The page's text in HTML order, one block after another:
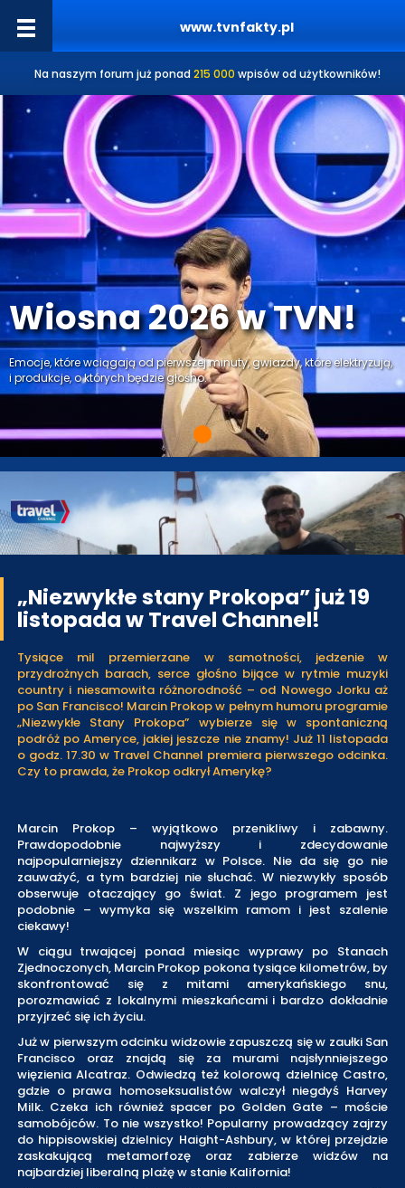
www.tvnfakty.pl
Na naszym forum już ponad 215 000 wpisów od użytkowników!
Wiosna 2026 w TVN!
Emocje, które wciągają od pierwszej minuty, gwiazdy, które elektryzują,
i produkcje, o których będzie głośno.
„Niezwykłe stany Prokopa” już 19
listopada w Travel Channel!
Tysiące mil przemierzane w samotności, jedzenie w
przydrożnych barach, serce głośno bijące w rytmie muzyki
country i niesamowita różnorodność – od Nowego Jorku aż
po San Francisco! Marcin Prokop w pełnym humoru programie
„Niezwykłe Stany Prokopa” wybierze się w spontaniczną
podróż po Ameryce, jakiej jeszcze nie znamy! Już 11 listopada
o godz. 17.30 w Travel Channel premiera pierwszego odcinka.
Czy to prawda, że Prokop odkrył Amerykę?
Marcin Prokop – wyjątkowo przenikliwy i zabawny.
Prawdopodobnie najwyższy i zdecydowanie
najpopularniejszy dziennikarz w Polsce. Nie da się go nie
zauważyć, a tym bardziej nie słuchać. W niezwykły sposób
obserwuje otaczający go świat. Z jego programem jest
podobnie – wymyka się wszelkim ramom i jest szalenie
ciekawy!
W ciągu trwającej ponad miesiąc wyprawy po Stanach
Zjednoczonych, Marcin Prokop pokona tysiące kilometrów, by
skonfrontować się z mitami amerykańskiego snu,
porozmawiać z lokalnymi mieszkańcami i bardzo dokładnie
przyjrzeć się ich życiu.
Już w pierwszym odcinku widzowie zapuszczą się w zaułki San
Francisco oraz znajdą się za murami najsłynniejszego
więzienia Alcatraz. Odwiedzą też kolorową dzielnicę Castro,
gdzie o prawa homoseksualistów walczył niegdyś Harvey
Milk. Czeka ich również spacer po Golden Gate – moście
samobójców. To nie wszystko! Popularny prowadzący zajrzy
do hippisowskiej dzielnicy Haight-Ashbury, w której przejdzie
zaskakującą metamorfozę oraz zabierze widzów na
najbardziej liberalną plażę w stanie Kalifornia!